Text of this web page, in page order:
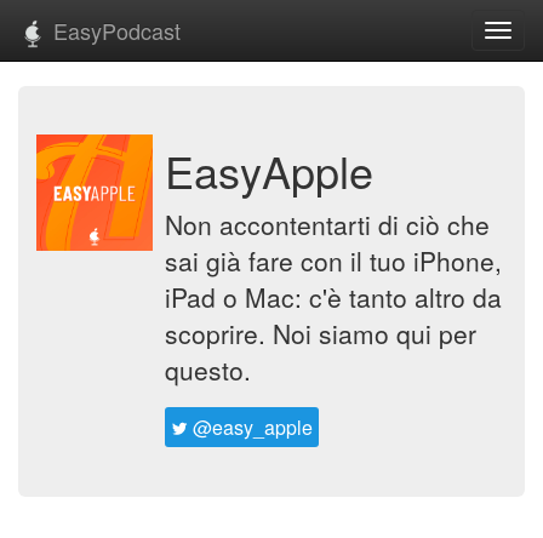
EasyPodcast
EasyApple
Non accontentarti di ciò che
sai già fare con il tuo iPhone,
iPad o Mac: c'è tanto altro da
scoprire. Noi siamo qui per
questo.
@easy_apple